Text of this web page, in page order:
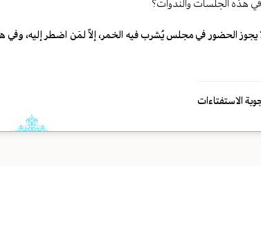
هذه الجلسات والندوات؟
يجوز الحضور في مجلس يُشرب فيه الخمر، إلاّ لمَن اضطر إليه،
الاستفتاءات